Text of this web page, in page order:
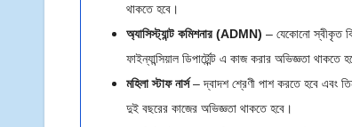
থাকতে হবে।
অ্যাসিস্ট্যান্ট কমিশনার (ADMN) – যেকোনো স্বীকৃত
ফাইন্যান্সিয়াল ডিপার্ট্মেন্ট এ কাজ করার অভিজ্ঞতা থাকতে
মহিলা স্টাফ নার্স– দ্বাদশ শ্রেণী পাশ করতে হবে এবং
দুই বছরের কাজের অভিজ্ঞতা থাকতে হবে।